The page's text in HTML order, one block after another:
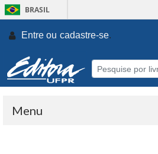
BRASIL
Entre ou cadastre-se.
Menu